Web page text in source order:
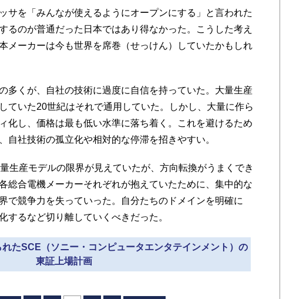
サを「みんなが使えるようにオープンにする」と言われた
るのが普通だった日本ではあり得なかった。こうした考え
メーカーは今も世界を席巻（せっけん）していたかもしれ
多くが、自社の技術に過度に自信を持っていた。大量生産
ていた20世紀はそれで通用していた。しかし、大量に作ら
化し、価格は最も低い水準に落ち着く。これを避けるため
自社技術の孤立化や相対的な停滞を招きやすい。
生産モデルの限界が見えていたが、方向転換がうまくでき
総合電機メーカーそれぞれが抱えていたために、集中的な
で競争力を失っていった。自分たちのドメインを明確に
するなど切り離していくべきだった。
たSCE（ソニー・コンピュータエンタテインメント）の
東証上場計画